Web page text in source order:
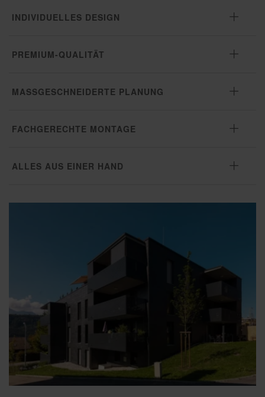
INDIVIDUELLES DESIGN
PREMIUM-QUALITÄT
MASSGESCHNEIDERTE PLANUNG
FACHGERECHTE MONTAGE
ALLES AUS EINER HAND